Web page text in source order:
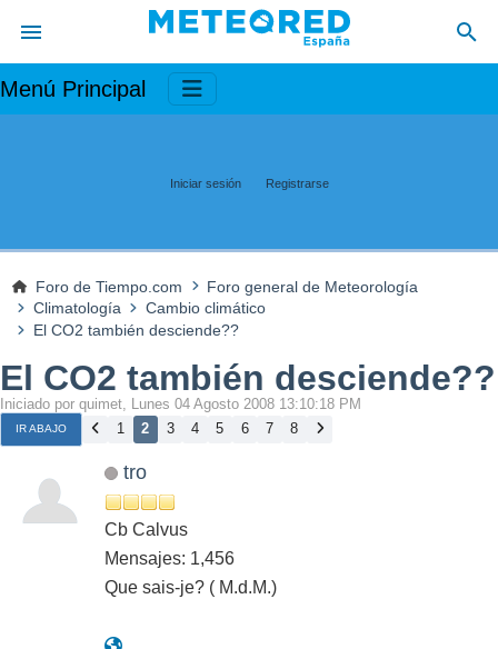
Menú Principal
Iniciar sesión Registrarse
Foro de Tiempo.com
Foro general de Meteorología
Climatología
Cambio climático
El CO2 también desciende??
El CO2 también desciende??
Iniciado por quimet, Lunes 04 Agosto 2008 13:10:18 PM
IR ABAJO 1 2 3 4 5 6 7 8
tro
Cb Calvus
Mensajes: 1,456
Que sais-je? ( M.d.M.)